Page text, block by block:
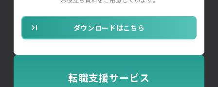
ダウンロードはこちら
転職支援サービス